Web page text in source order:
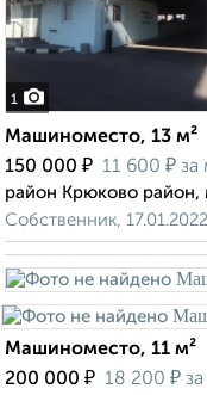
1
Машиноместо, 13 м²
150 000 ₽ 11 600 ₽ за
район Крюково
Собственник, 17.01.2022
Машиноместо, 11 м²
200 000 ₽ 18 200 ₽